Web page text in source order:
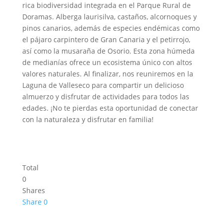
rica biodiversidad integrada en el Parque Rural de
Doramas. Alberga laurisilva, castaños, alcornoques y
pinos canarios, además de especies endémicas como
el pájaro carpintero de Gran Canaria y el petirrojo,
así como la musaraña de Osorio. Esta zona húmeda
de medianías ofrece un ecosistema único con altos
valores naturales. Al finalizar, nos reuniremos en la
Laguna de Valleseco para compartir un delicioso
almuerzo y disfrutar de actividades para todos las
edades. ¡No te pierdas esta oportunidad de conectar
con la naturaleza y disfrutar en familia!
Total
0
Shares
Share 0